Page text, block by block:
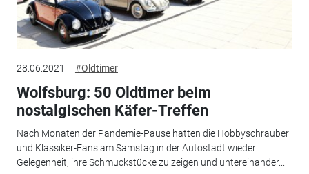
28.06.2021 #Oldtimer
Wolfsburg: 50 Oldtimer beim
nostalgischen Käfer-Treffen
Nach Monaten der Pandemie-Pause hatten die Hobbyschrauber
und Klassiker-Fans am Samstag in der Autostadt wieder
Gelegenheit, ihre Schmuckstücke zu zeigen und untereinander...